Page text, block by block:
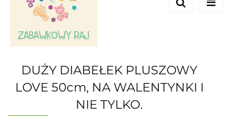
DUŻY DIABEŁEK PLUSZOWY
LOVE 50cm, NA WALENTYNKI I
NIE TYLKO.